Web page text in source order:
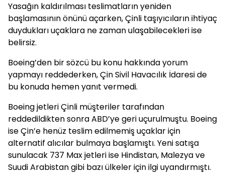
Yasağın kaldırılması teslimatların yeniden
başlamasının önünü açarken, Çinli taşıyıcıların ihtiyaç
duydukları uçaklara ne zaman ulaşabilecekleri ise
belirsiz.
Boeing’den bir sözcü bu konu hakkında yorum
yapmayı reddederken, Çin Sivil Havacılık İdaresi de
bu konuda hemen yanıt vermedi.
Boeing jetleri Çinli müşteriler tarafından
reddedildikten sonra ABD’ye geri uçurulmuştu. Boeing
ise Çin’e henüz teslim edilmemiş uçaklar için
alternatif alıcılar bulmaya başlamıştı. Yeni satışa
sunulacak 737 Max jetleri ise Hindistan, Malezya ve
Suudi Arabistan gibi bazı ülkeler için ilgi uyandırmıştı.